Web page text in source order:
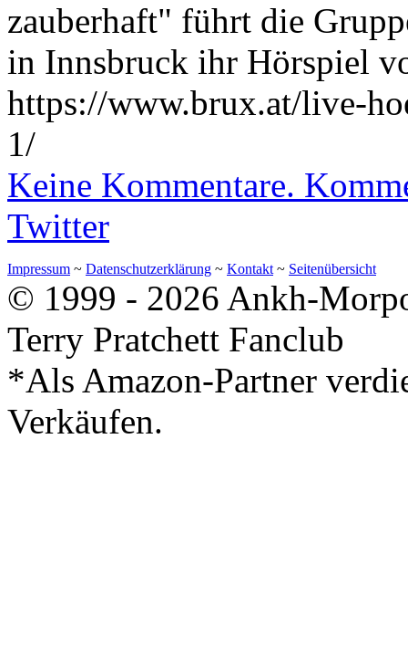
zauberhaft" führt die
in Innsbruck ihr Hörspiel
https://www.brux.at/live-
1/
Keine Kommentare.
Twitter
Impressum ~ Datenschutzerklärung ~ Kontakt ~ Seitenübersicht
© 1999 - 2026 Ankh-
Terry Pratchett Fanclub
*Als Amazon-Partner
Verkäufen.